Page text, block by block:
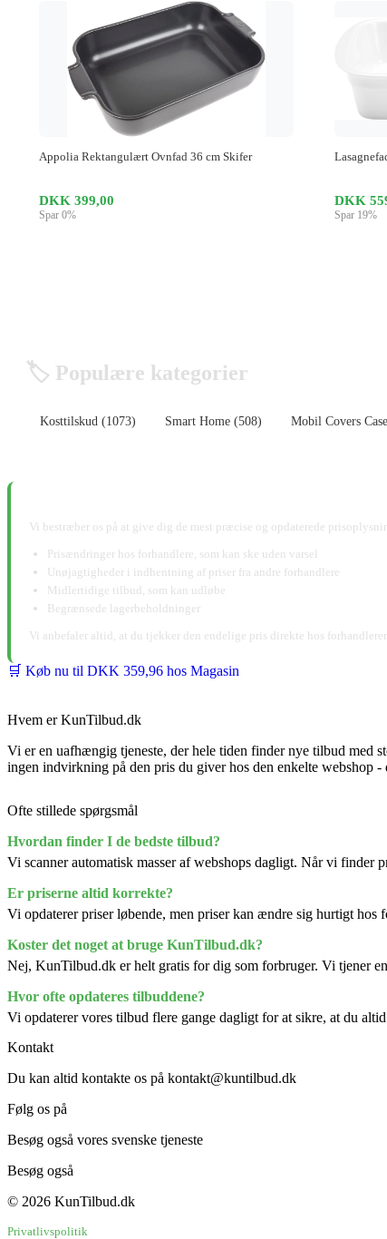
Appolia Rektangulært Ovnfad 36 cm Skifer
DKK 399,00
Spar 0%
DKK
Spar 19%
🏷️ Populære kategorier
Kosttilskud (1073) Smart Home (508) Mobil Covers
Vi bestræber os på at give dig de mest præcise og opdaterede
Prisændringer hos forhandlere, som kan ske uden varsel
Unøjagtigheder i indhentning af priser fra andre forhandlere
Midlertidige tilbud, som kan udløbe
Begrænsede lagerbeholdninger
Vi anbefaler altid, at du tjekker den endelige pris direkte hos
🛒 Køb nu til DKK 359,96 hos Magasin
Hvem er KunTilbud.dk
Vi er en uafhængig tjeneste, der hele tiden finder nye tilbud med
ingen indvirkning på den pris du giver hos den enkelte webshop
Ofte stillede spørgsmål
Hvordan finder I de bedste tilbud?
Vi scanner automatisk masser af webshops dagligt. Når vi finder
Er priserne altid korrekte?
Vi opdaterer priser løbende, men priser kan ændre sig hurtigt
Koster det noget at bruge KunTilbud.dk?
Nej, KunTilbud.dk er helt gratis for dig som forbruger. Vi tjener
Hvor ofte opdateres tilbuddene?
Vi opdaterer vores tilbud flere gange dagligt for at sikre, at du
Kontakt
Du kan altid kontakte os på kontakt@kuntilbud.dk
Følg os på
Besøg også vores svenske tjeneste
Besøg også
© 2026 KunTilbud.dk
Privatlivspolitik